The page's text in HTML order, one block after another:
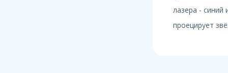
лазера - синий
проецирует